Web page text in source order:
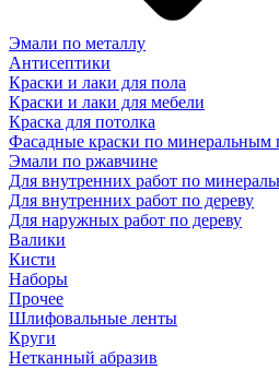
Эмали по металлу
Антисептики
Краски и лаки для пола
Краски и лаки для мебели
Краска для потолка
Фасадные краски по минеральным
Эмали по ржавчине
Для внутренних работ по
Для внутренних работ по дереву
Для наружных работ по дереву
Валики
Кисти
Наборы
Прочее
Шлифовальные ленты
Круги
Нетканный абразив